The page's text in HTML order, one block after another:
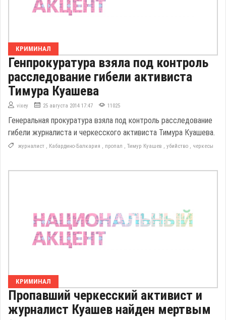
КРИМИНАЛ
Генпрокуратура взяла под контроль
расследование гибели активиста
Тимура Куашева
vixey 25 августа 2014 17:47 11025
Генеральная прокуратура взяла под контроль расследование
гибели журналиста и черкесского активиста Тимура Куашева.
журналист , Кабардино-Балкария , пропал , Тимур Куашев , убийство , черкесы
КРИМИНАЛ
Пропавший черкесский активист и
журналист Куашев найден мертвым